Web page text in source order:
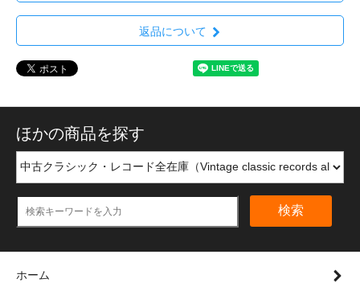
返品について
ほかの商品を探す
検索
ホーム